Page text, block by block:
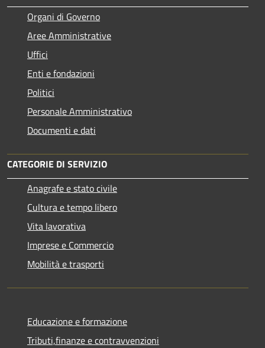
Organi di Governo
Aree Amministrative
Uffici
Enti e fondazioni
Politici
Personale Amministrativo
Documenti e dati
CATEGORIE DI SERVIZIO
Anagrafe e stato civile
Cultura e tempo libero
Vita lavorativa
Imprese e Commercio
Mobilità e trasporti
Educazione e formazione
Tributi,finanze e contravvenzioni